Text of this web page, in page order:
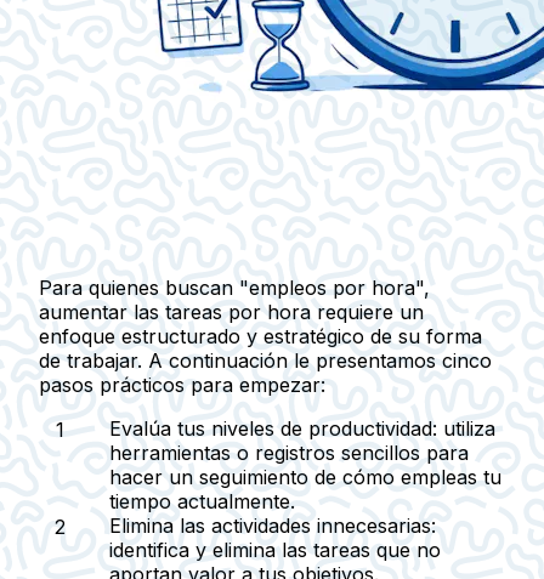
Para quienes buscan "empleos por hora",
aumentar las tareas por hora requiere un
enfoque estructurado y estratégico de su forma
de trabajar. A continuación le presentamos cinco
pasos prácticos para empezar:
Evalúa tus niveles de productividad: utiliza
herramientas o registros sencillos para
hacer un seguimiento de cómo empleas tu
tiempo actualmente.
Elimina las actividades innecesarias:
identifica y elimina las tareas que no